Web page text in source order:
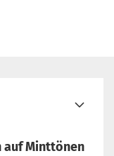
auf Minttönen